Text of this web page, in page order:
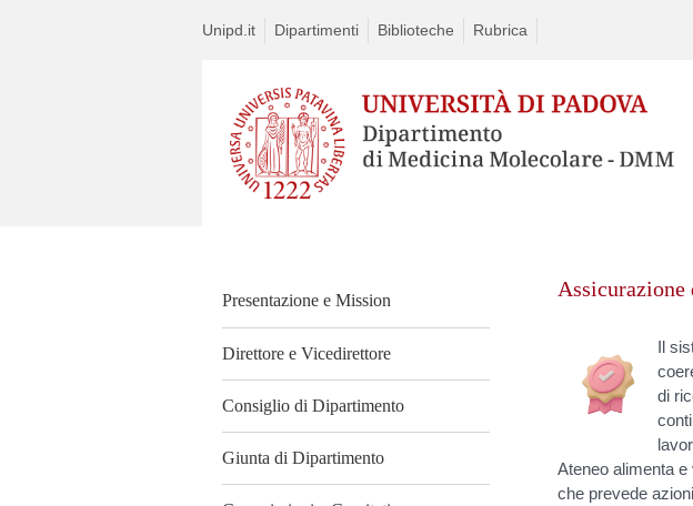
Unipd.it Dipartimenti Biblioteche Rubrica
Presentazione e Mission
Direttore e Vicedirettore
Consiglio di Dipartimento
Giunta di Dipartimento
Il
di
Ateneo alimenta
che prevede